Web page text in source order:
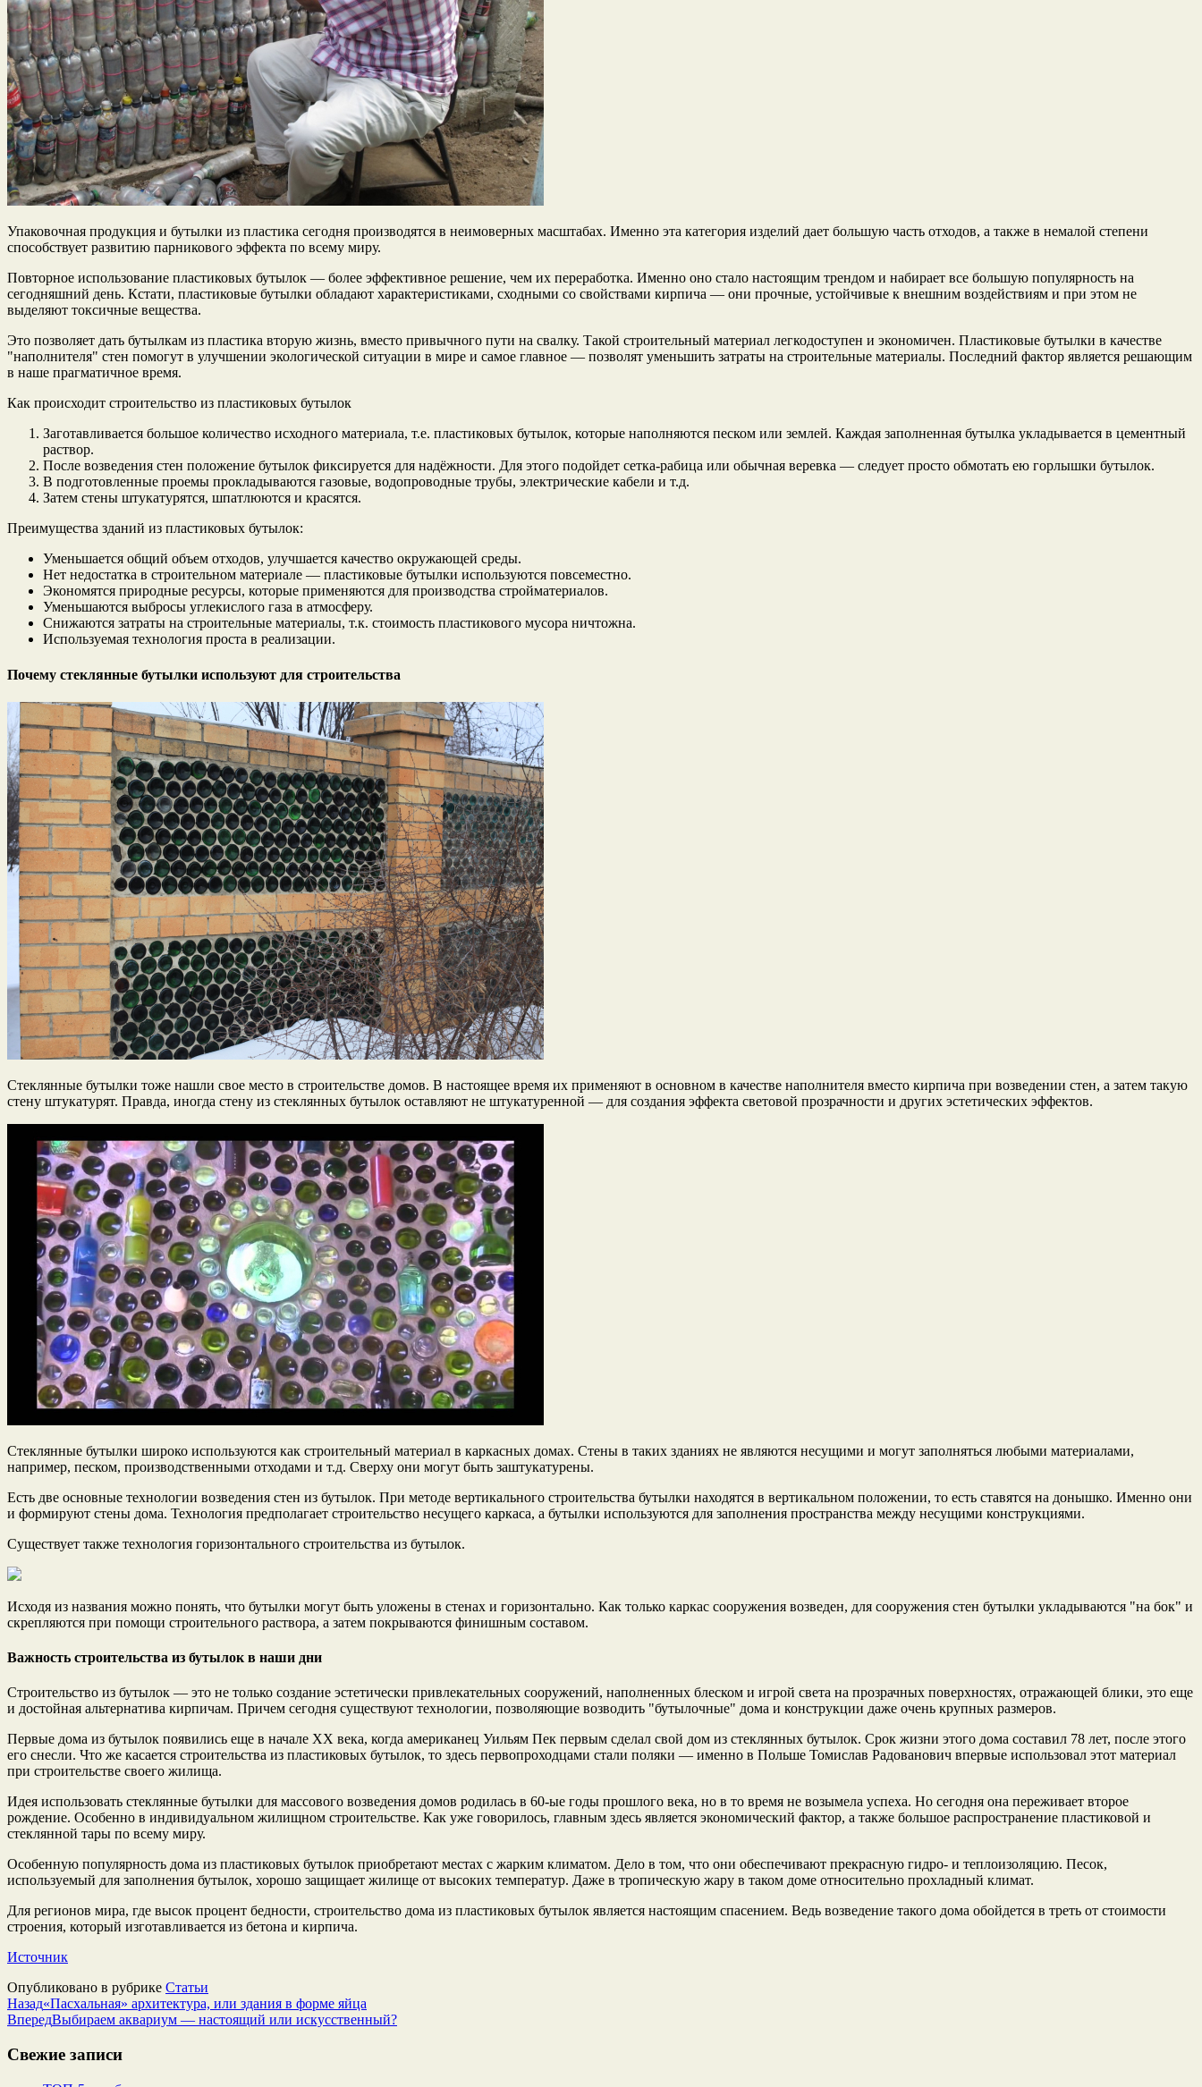
Упаковочная продукция и бутылки из пластика сегодня производятся в неимоверных масштабах. Именно эта категория изделий дает большую часть отходов, а также в немалой степени
способствует развитию парникового эффекта по всему миру.
Повторное использование пластиковых бутылок — более эффективное решение, чем их переработка. Именно оно стало настоящим трендом и набирает все большую популярность на
сегодняшний день. Кстати, пластиковые бутылки обладают характеристиками, сходными со свойствами кирпича — они прочные, устойчивые к внешним воздействиям и при этом не
выделяют токсичные вещества.
Это позволяет дать бутылкам из пластика вторую жизнь, вместо привычного пути на свалку. Такой строительный материал легкодоступен и экономичен. Пластиковые бутылки в качестве
"наполнителя" стен помогут в улучшении экологической ситуации в мире и самое главное — позволят уменьшить затраты на строительные материалы. Последний фактор является решающим
в наше прагматичное время.
Как происходит строительство из пластиковых бутылок
Заготавливается большое количество исходного материала, т.е. пластиковых бутылок, которые наполняются песком или землей. Каждая заполненная бутылка укладывается в цементный
раствор.
После возведения стен положение бутылок фиксируется для надёжности. Для этого подойдет сетка-рабица или обычная веревка — следует просто обмотать ею горлышки бутылок.
В подготовленные проемы прокладываются газовые, водопроводные трубы, электрические кабели и т.д.
Затем стены штукатурятся, шпатлюются и красятся.
Преимущества зданий из пластиковых бутылок:
Уменьшается общий объем отходов, улучшается качество окружающей среды.
Нет недостатка в строительном материале — пластиковые бутылки используются повсеместно.
Экономятся природные ресурсы, которые применяются для производства стройматериалов.
Уменьшаются выбросы углекислого газа в атмосферу.
Снижаются затраты на строительные материалы, т.к. стоимость пластикового мусора ничтожна.
Используемая технология проста в реализации.
Почему стеклянные бутылки используют для строительства
Стеклянные бутылки тоже нашли свое место в строительстве домов. В настоящее время их применяют в основном в качестве наполнителя вместо кирпича при возведении стен, а затем такую
стену штукатурят. Правда, иногда стену из стеклянных бутылок оставляют не штукатуренной — для создания эффекта световой прозрачности и других эстетических эффектов.
Стеклянные бутылки широко используются как строительный материал в каркасных домах. Стены в таких зданиях не являются несущими и могут заполняться любыми материалами,
например, песком, производственными отходами и т.д. Сверху они могут быть заштукатурены.
Есть две основные технологии возведения стен из бутылок. При методе вертикального строительства бутылки находятся в вертикальном положении, то есть ставятся на донышко. Именно они
и формируют стены дома. Технология предполагает строительство несущего каркаса, а бутылки используются для заполнения пространства между несущими конструкциями.
Существует также технология горизонтального строительства из бутылок.
Исходя из названия можно понять, что бутылки могут быть уложены в стенах и горизонтально. Как только каркас сооружения возведен, для сооружения стен бутылки укладываются "на бок" и
скрепляются при помощи строительного раствора, а затем покрываются финишным составом.
Важность строительства из бутылок в наши дни
Строительство из бутылок — это не только создание эстетически привлекательных сооружений, наполненных блеском и игрой света на прозрачных поверхностях, отражающей блики, это еще
и достойная альтернатива кирпичам. Причем сегодня существуют технологии, позволяющие возводить "бутылочные" дома и конструкции даже очень крупных размеров.
Первые дома из бутылок появились еще в начале XX века, когда американец Уильям Пек первым сделал свой дом из стеклянных бутылок. Срок жизни этого дома составил 78 лет, после этого
его снесли. Что же касается строительства из пластиковых бутылок, то здесь первопроходцами стали поляки — именно в Польше Томислав Радованович впервые использовал этот материал
при строительстве своего жилища.
Идея использовать стеклянные бутылки для массового возведения домов родилась в 60-ые годы прошлого века, но в то время не возымела успеха. Но сегодня она переживает второе
рождение. Особенно в индивидуальном жилищном строительстве. Как уже говорилось, главным здесь является экономический фактор, а также большое распространение пластиковой и
стеклянной тары по всему миру.
Особенную популярность дома из пластиковых бутылок приобретают местах с жарким климатом. Дело в том, что они обеспечивают прекрасную гидро- и теплоизоляцию. Песок,
используемый для заполнения бутылок, хорошо защищает жилище от высоких температур. Даже в тропическую жару в таком доме относительно прохладный климат.
Для регионов мира, где высок процент бедности, строительство дома из пластиковых бутылок является настоящим спасением. Ведь возведение такого дома обойдется в треть от стоимости
строения, который изготавливается из бетона и кирпича.
Источник
Опубликовано в рубрике Статьи
Назад«Пасхальная» архитектура, или здания в форме яйца
ВпередВыбираем аквариум — настоящий или искусственный?
Свежие записи